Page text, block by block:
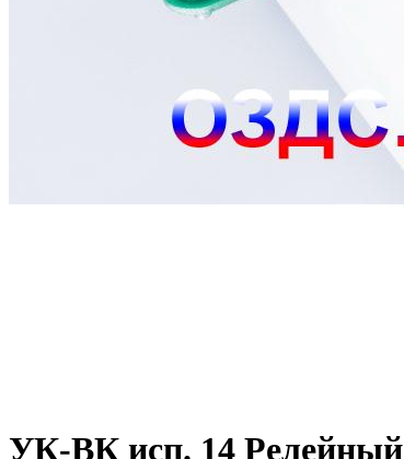
УК-ВК исп. 14 Релейный